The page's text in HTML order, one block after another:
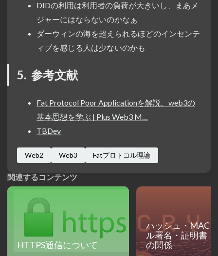
DIDの利用は利用者の負荷が大きいし、まあメ
ジャーにはならないのかなぁ
ダーウィンの海を超えられるほどのインセンテ
ィブを感じる人は少ないのかも
5. 参考文献
Fat Protocol Poor Applicationを解説、web3の
基本思想を学ぶ | Plus Web3 M…
TBDev
Web2 Web3 Fatプロトコル理論
関連するコンテンツ
HTTPS通信について
ハッシュ・MAC
ル署名・証明書
の関係